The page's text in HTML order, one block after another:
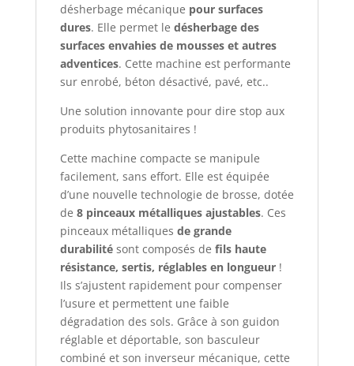
désherbage mécanique pour surfaces
dures. Elle permet le désherbage des
surfaces envahies de mousses et autres
adventices. Cette machine est performante
sur enrobé, béton désactivé, pavé, etc..
Une solution innovante pour dire stop aux
produits phytosanitaires !
Cette machine compacte se manipule
facilement, sans effort. Elle est équipée
d’une nouvelle technologie de brosse, dotée
de 8 pinceaux métalliques ajustables. Ces
pinceaux métalliques de grande
durabilitésont composés de fils haute
résistance, sertis, réglables en longueur!
Ils s’ajustent rapidement pour compenser
l’usure et permettent une faible
dégradation des sols. Grâce à son guidon
réglable et déportable, son basculeur
combiné et son inverseur mécanique, cette